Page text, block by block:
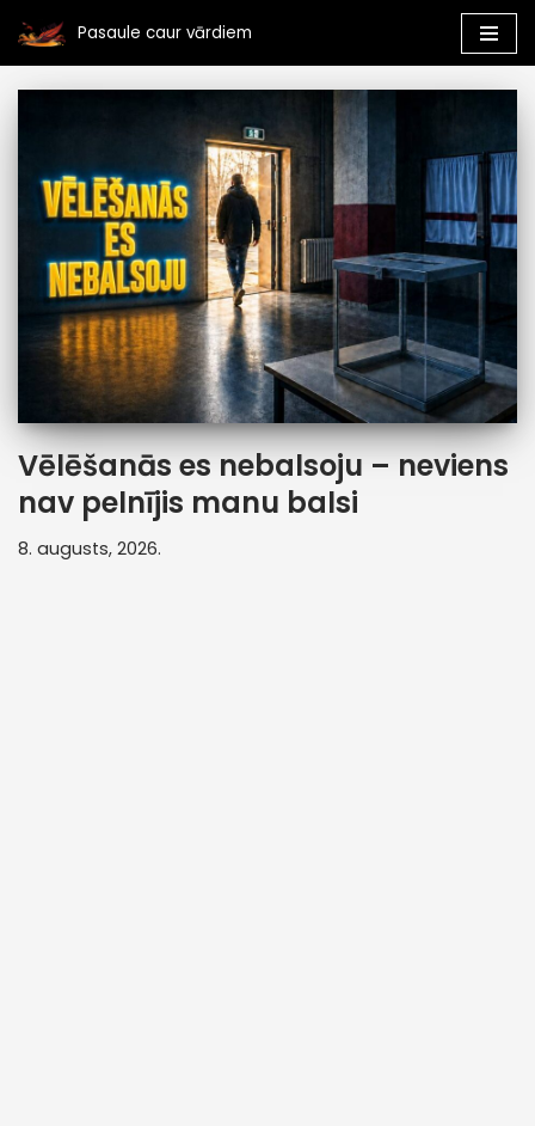
Skip
to
Pasaule caur vārdiem
Vēlēšanās es nebalsoju – neviens
nav pelnījis manu balsi
8. augusts, 2026.